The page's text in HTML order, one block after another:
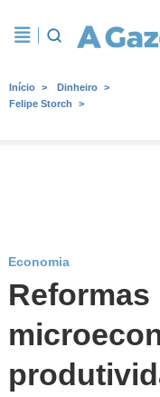
Início
Dinheiro
Felipe Storch
Economia
Reformas